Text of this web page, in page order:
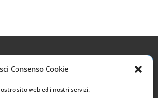
Consenso Cookie
sito web ed i nostri servizi.